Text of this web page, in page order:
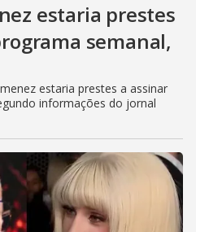
estaria prestes
semanal,
estaria prestes a assinar
informações do jornal